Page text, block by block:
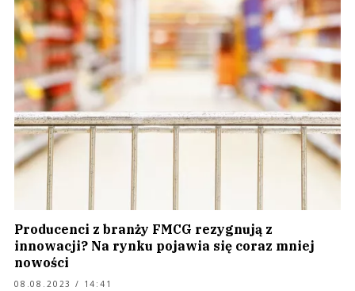
Producenci z branży FMCG rezygnują z
innowacji? Na rynku pojawia się coraz mniej
nowości
08.08.2023 / 14:41